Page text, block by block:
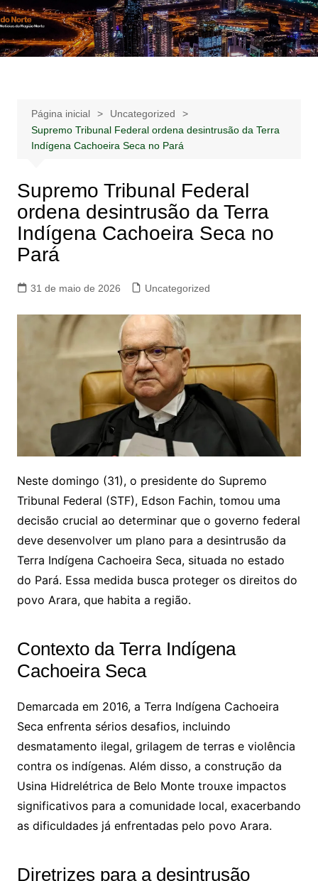
Ir
para
o
Notícias –
Publicidades –
Notícias – Publicidades – Anúncios
Página inicial
Uncategorized
Supremo Tribunal Federal ordena desintrusão da Terra
Indígena Cachoeira Seca no Pará
Supremo Tribunal Federal
ordena desintrusão da Terra
Indígena Cachoeira Seca no
Pará
31 de maio de 2026 Uncategorized
Neste domingo (31), o presidente do Supremo
Tribunal Federal (STF), Edson Fachin, tomou uma
decisão crucial ao determinar que o governo federal
deve desenvolver um plano para a desintrusão da
Terra Indígena Cachoeira Seca, situada no estado
do Pará. Essa medida busca proteger os direitos do
povo Arara, que habita a região.
Contexto da Terra Indígena
Cachoeira Seca
Demarcada em 2016, a Terra Indígena Cachoeira
Seca enfrenta sérios desafios, incluindo
desmatamento ilegal, grilagem de terras e violência
contra os indígenas. Além disso, a construção da
Usina Hidrelétrica de Belo Monte trouxe impactos
significativos para a comunidade local, exacerbando
as dificuldades já enfrentadas pelo povo Arara.
Diretrizes para a desintrusão